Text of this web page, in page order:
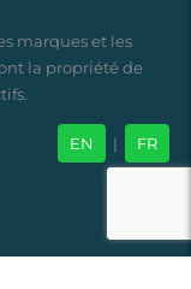
marques et les
la propriété de
EN | FR